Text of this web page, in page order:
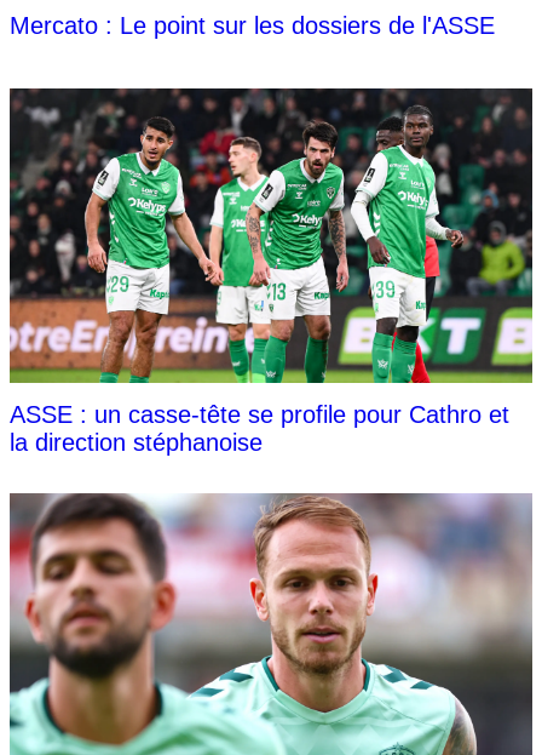
Mercato : Le point sur les dossiers de l'ASSE
ASSE : un casse-tête se profile pour Cathro et
la direction stéphanoise